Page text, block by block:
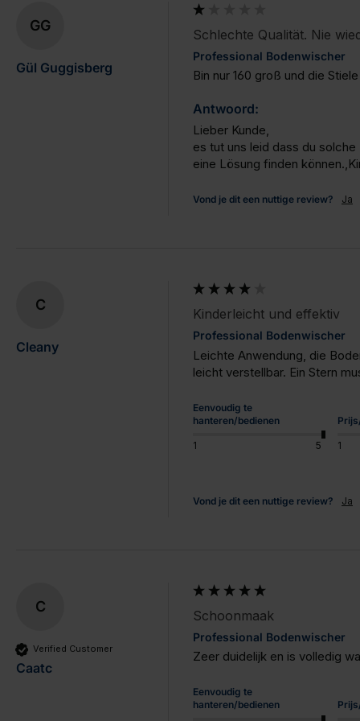
GG
Gül Guggisberg
Schlechte Qualität. Nie
Professional Bodenwischer
Bin nur 160 groß und die
Antwoord:
Lieber Kunde,
es tut uns leid dass du
eine Lösung finden
Vond je dit een nuttige review? Ja
C
Cleany
Kinderleicht und effektiv
Professional Bodenwischer
Leichte Anwendung, die
leicht verstellbar. Ein Stern
Eenvoudig te
hanteren/bedienen
1 5 1
Vond je dit een nuttige review? Ja
C
Verified Customer
Caatc
Schoonmaak
Professional Bodenwischer
Zeer duidelijk en is volledig
Eenvoudig te
hanteren/bedienen